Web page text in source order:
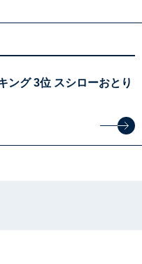
ング 3位 スシローおとり